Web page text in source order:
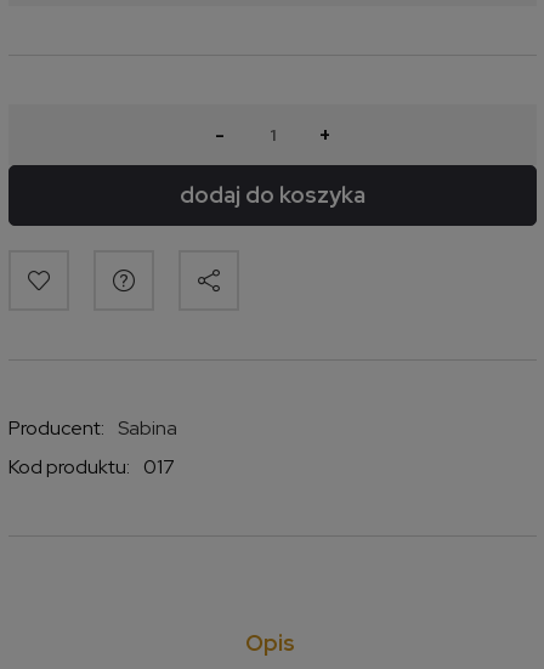
- +
dodaj do koszyka
Producent:
Sabina
Kod produktu:
017
Opis